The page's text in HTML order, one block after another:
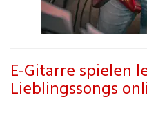
E-Gitarre spielen
Lieblingssongs